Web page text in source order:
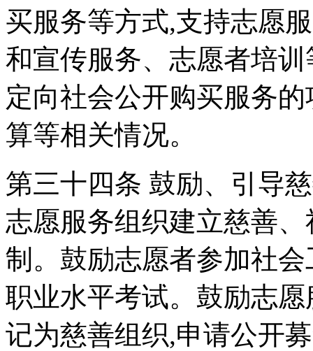
买服务等方式,支持志愿
和宣传服务、志愿者培
定向社会公开购买服务
算等相关情况。
第三十四条 鼓励、引导
志愿服务组织建立慈善
制。鼓励志愿者参加社
职业水平考试。鼓励志
记为慈善组织,申请公开